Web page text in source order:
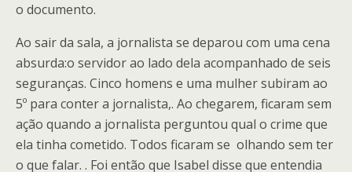
o documento.
Ao sair da sala, a jornalista se deparou com uma cena
absurda:o servidor ao lado dela acompanhado de seis
seguranças. Cinco homens e uma mulher subiram ao
5º para conter a jornalista,. Ao chegarem, ficaram sem
ação quando a jornalista perguntou qual o crime que
ela tinha cometido. Todos ficaram se olhando sem ter
o que falar. . Foi então que Isabel disse que entendia